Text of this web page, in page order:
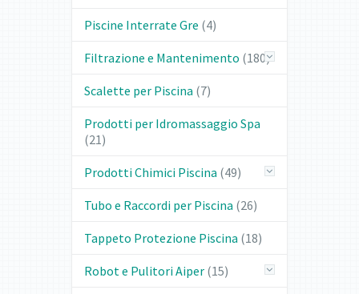
Piscine Interrate Gre (4)
Filtrazione e Mantenimento (180)
Scalette per Piscina (7)
Prodotti per Idromassaggio Spa
(21)
Prodotti Chimici Piscina (49)
Tubo e Raccordi per Piscina (26)
Tappeto Protezione Piscina (18)
Robot e Pulitori Aiper (15)